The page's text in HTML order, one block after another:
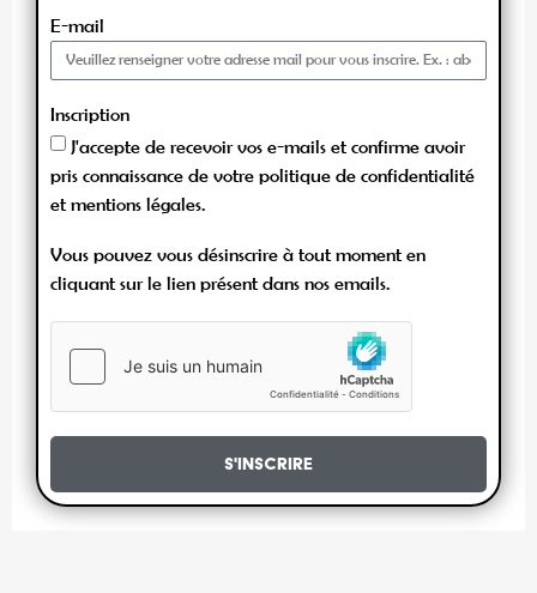
E-mail
Inscription
J'accepte de recevoir vos e-mails et confirme avoir
pris connaissance de votre politique de confidentialité
et mentions légales.
Vous pouvez vous désinscrire à tout moment en
cliquant sur le lien présent dans nos emails.
S'inscrire